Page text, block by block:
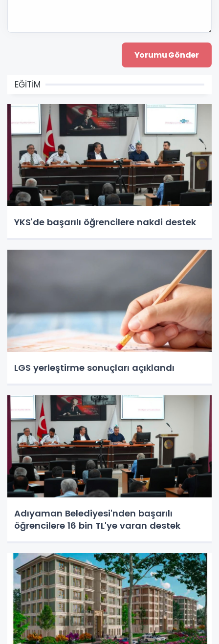
EĞİTİM
YKS'de başarılı öğrencilere nakdi destek
LGS yerleştirme sonuçları açıklandı
Adıyaman Belediyesi'nden başarılı
öğrencilere 16 bin TL'ye varan destek